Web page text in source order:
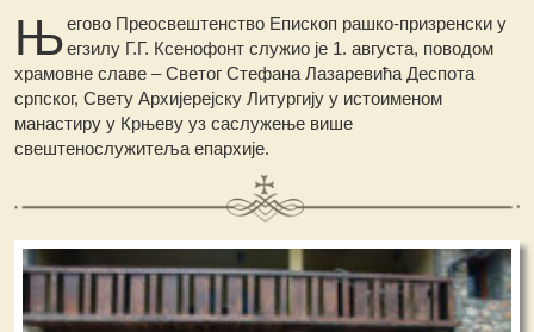
Његово Преосвештенство Епископ рашко-призренски у
егзилу Г.Г. Ксенофонт служио је 1. августа, поводом
храмовне славе – Светог Стефана Лазаревића Деспота
српског, Свету Архијерејску Литургију у истоименом
манастиру у Крњеву уз саслужење више
свештенослужитеља епархије.